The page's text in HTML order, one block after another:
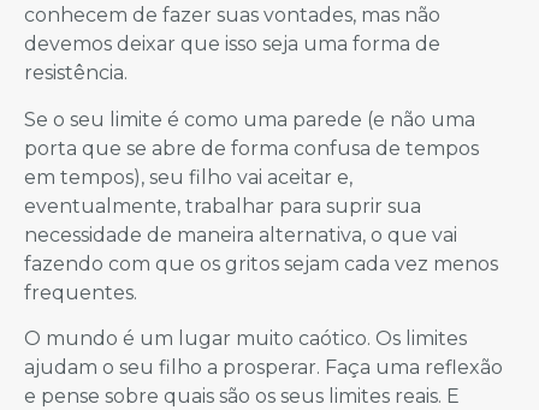
conhecem de fazer suas vontades, mas não
devemos deixar que isso seja uma forma de
resistência.
Se o seu limite é como uma parede (e não uma
porta que se abre de forma confusa de tempos
em tempos), seu filho vai aceitar e,
eventualmente, trabalhar para suprir sua
necessidade de maneira alternativa, o que vai
fazendo com que os gritos sejam cada vez menos
frequentes.
O mundo é um lugar muito caótico. Os limites
ajudam o seu filho a prosperar. Faça uma reflexão
e pense sobre quais são os seus limites reais. E